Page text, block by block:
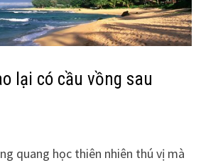
lại có cầu vồng sau
quang học thiên nhiên thú vị mà